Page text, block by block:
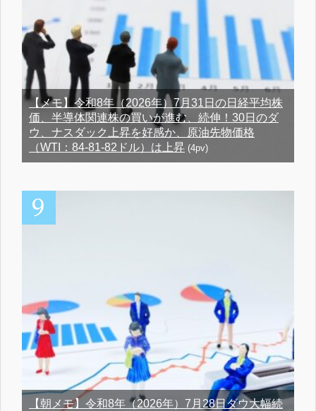
【メモ】令和8年（2026年）7月31日の日経平均株
価、半導体関連株の買いが進む、続伸！30日のダ
ウ、ナスダック上昇を好感か、原油先物価格
（WTI：84-81-82ドル）は上昇 (4pv)
【朝メモ】令和8年（2026年）7月28日ダウ大幅続